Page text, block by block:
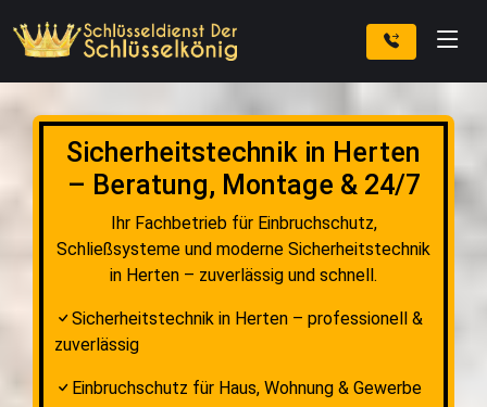
Sicherheitstechnik in Herten
– Beratung, Montage & 24/7
Ihr Fachbetrieb für Einbruchschutz,
Schließsysteme und moderne Sicherheitstechnik
in Herten – zuverlässig und schnell.
Sicherheitstechnik in Herten – professionell &
zuverlässig
Einbruchschutz für Haus, Wohnung & Gewerbe